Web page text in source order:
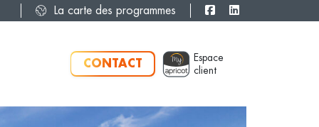
La carte des programmes
CONTACT
Espace
client